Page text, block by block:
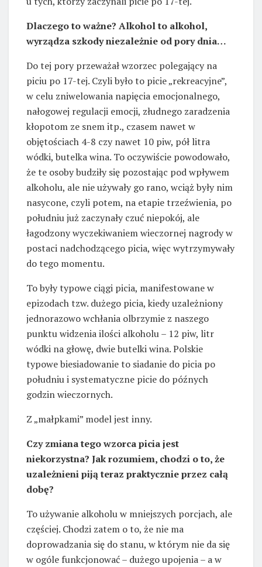
Dlaczego to ważne? Alkohol to alkohol,
wyrządza szkody niezależnie od pory dnia…
Do tej pory przeważał wzorzec polegający na
piciu po 17-tej. Czyli było to picie „rekreacyjne”,
w celu zniwelowania napięcia emocjonalnego,
nałogowej regulacji emocji, złudnego zaradzenia
kłopotom ze snem itp., czasem nawet w
objętościach 4-8 czy nawet 10 piw, pół litra
wódki, butelka wina. To oczywiście powodowało,
że te osoby budziły się pozostając pod wpływem
alkoholu, ale nie używały go rano, wciąż były nim
nasycone, czyli potem, na etapie trzeźwienia, po
południu już zaczynały czuć niepokój, ale
łagodzony wyczekiwaniem wieczornej nagrody w
postaci nadchodzącego picia, więc wytrzymywały
do tego momentu.
To były typowe ciągi picia, manifestowane w
epizodach tzw. dużego picia, kiedy uzależniony
jednorazowo wchłania olbrzymie z naszego
punktu widzenia ilości alkoholu – 12 piw, litr
wódki na głowę, dwie butelki wina. Polskie
typowe biesiadowanie to siadanie do picia po
południu i systematyczne picie do późnych
godzin wieczornych.
Z „małpkami” model jest inny.
Czy zmiana tego wzorca picia jest
niekorzystna? Jak rozumiem, chodzi o to, że
uzależnieni piją teraz praktycznie przez całą
dobę?
To używanie alkoholu w mniejszych porcjach, ale
częściej. Chodzi zatem o to, że nie ma
doprowadzania się do stanu, w którym nie da się
w ogóle funkcjonować – dużego upojenia – a w